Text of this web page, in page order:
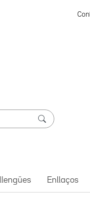
Enllaços